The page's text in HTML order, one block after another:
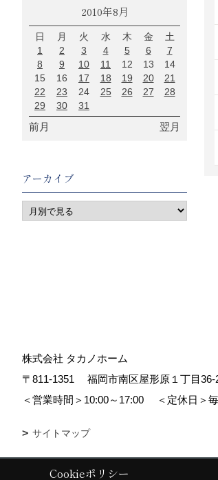
2010年8月
日 月 火 水 木 金
土
1
2 3 4 5 6
7
8
9 10 11 12 13
14
15
16 17 18 19 20
21
22
23 24 25 26 27
28
29
30 31
前月 翌月
アーカイブ
株式会社 タカノホーム
〒811-1351
福岡市南区屋形原１丁目
＜営業時間＞10:00～17:00
＜定休日＞
サイトマップ
Copyright (c) TAKANO CONSTRUCTION
Cookieポリシー